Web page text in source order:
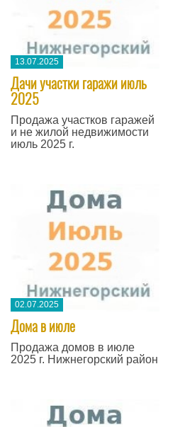
13.07.2025
Дачи участки гаражи июль
2025
Продажа участков гаражей
и не жилой недвижимости
июль 2025 г.
02.07.2025
Дома в июле
Продажа домов в июле
2025 г. Нижнегорский район